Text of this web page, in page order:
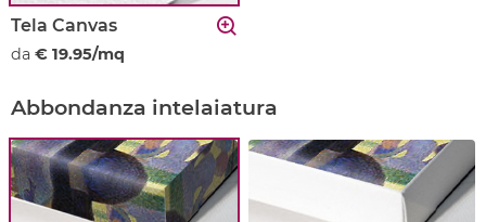
Tela Canvas
da € 19.95/mq
Abbondanza intelaiatura